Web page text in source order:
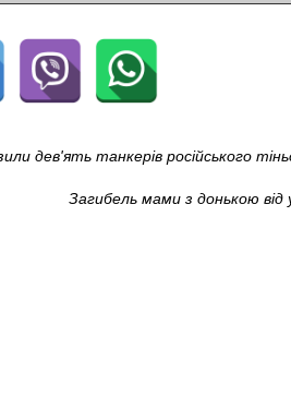
дев'ять танкерів російського
Загибель мами з донькою від